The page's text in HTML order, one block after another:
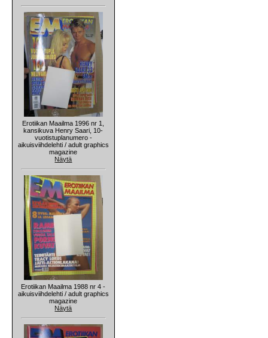
Erotiikan Maailma 1996 nr 1,
kansikuva Henry Saari, 10-
vuotistuplanumero -
aikuisviihdelehti / adult graphics
magazine
Näytä
Erotiikan Maailma 1988 nr 4 -
aikuisviihdelehti / adult graphics
magazine
Näytä